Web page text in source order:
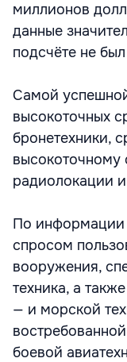
миллионов
данные
подсчёте не
Самой
высокоточных
бронетехники,
радиолокации
По информации
спросом
вооружения,
техника, а
— и морской
боевой